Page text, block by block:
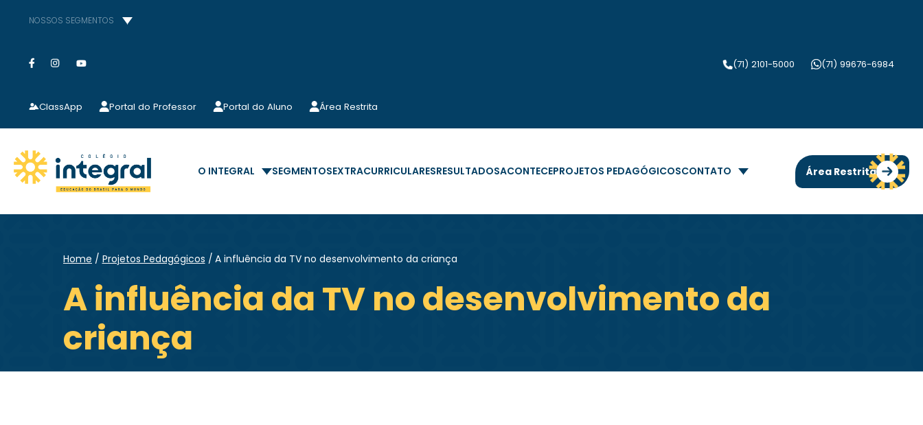
NOSSOS SEGMENTOS
ClassApp Portal do Professor Portal do Aluno Área Restrita
(71) 2101-5000 (71) 99676-6984
O INTEGRAL SEGMENTOSEXTRACURRICULARESRESULTADOSACONTECEPROJETOS PEDAGÓGICOSCONTATO Área Restrita
Home Projetos Pedagógicos A influência da TV no desenvolvimento da criança
A influência da TV no desenvolvimento da
criança